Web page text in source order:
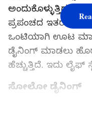
ಸೋಲೋ ಡೈನಿಂಗ್
ಪ್ರಪಂಚದ ಇತರ
ಒಂಟಿಯಾಗಿ ಊಟ
ಡೈನಿಂಗ್ ಮಾಡಲು
ಹೆಚ್ಚುತ್ತಿದೆ. ಇದು ಲೈಫ್